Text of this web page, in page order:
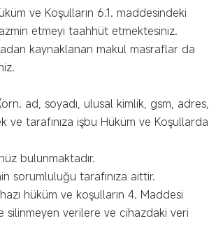
ve Koşulların 6.1. maddesindeki
etmeyi taahhüt etmektesiniz.
kaynaklanan makul masraflar da
ad, soyadı, ulusal kimlik, gsm, adres,
tarafınıza işbu Hüküm ve Koşullarda
bulunmaktadır.
sorumluluğu tarafınıza aittir.
hüküm ve koşulların 4. Maddesi
verilere ve cihazdaki veri